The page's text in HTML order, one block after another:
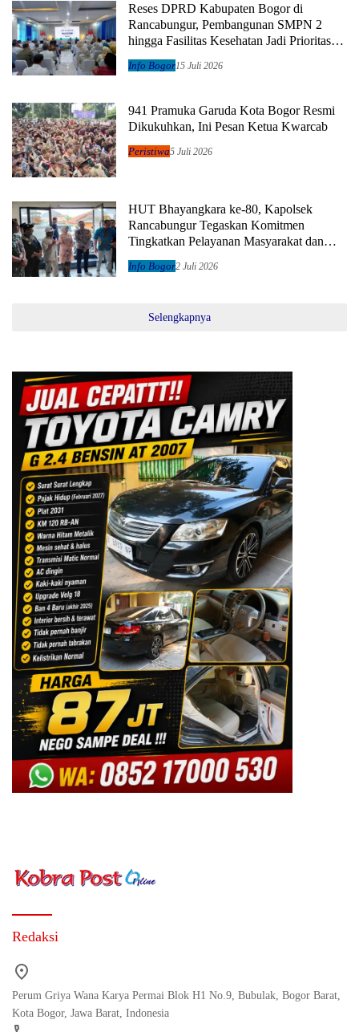
Reses DPRD Kabupaten Bogor di
Rancabungur, Pembangunan SMPN 2
hingga Fasilitas Kesehatan Jadi Prioritas
Utama
Info Bogor15 Juli 2026
941 Pramuka Garuda Kota Bogor Resmi
Dikukuhkan, Ini Pesan Ketua Kwarcab
Peristiwa5 Juli 2026
HUT Bhayangkara ke-80, Kapolsek
Rancabungur Tegaskan Komitmen
Tingkatkan Pelayanan Masyarakat dan
Perkuat Sinergi
Info Bogor2 Juli 2026
Selengkapnya
Redaksi
Perum Griya Wana Karya Permai Blok H1 No.9, Bubulak, Bogor Barat,
Kota Bogor, Jawa Barat, Indonesia